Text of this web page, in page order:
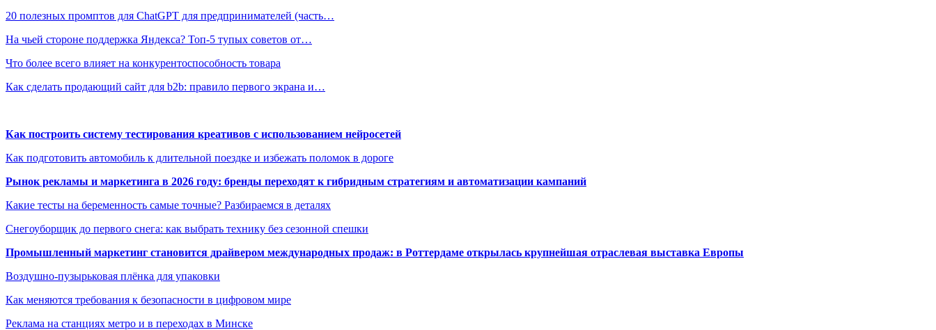
20 полезных промптов для ChatGPT для предпринимателей (часть…
На чьей стороне поддержка Яндекса? Топ-5 тупых советов от…
Что более всего влияет на конкурентоспособность товара
Как сделать продающий сайт для b2b: правило первого экрана и…
Как построить систему тестирования креативов с использованием нейросетей
Как подготовить автомобиль к длительной поездке и избежать поломок в дороге
Рынок рекламы и маркетинга в 2026 году: бренды переходят к гибридным стратегиям и автоматизации кампаний
Какие тесты на беременность самые точные? Разбираемся в деталях
Снегоуборщик до первого снега: как выбрать технику без сезонной спешки
Промышленный маркетинг становится драйвером международных продаж: в Роттердаме открылась крупнейшая отраслевая выставка Европы
Воздушно-пузырьковая плёнка для упаковки
Как меняются требования к безопасности в цифровом мире
Реклама на станциях метро и в переходах в Минске